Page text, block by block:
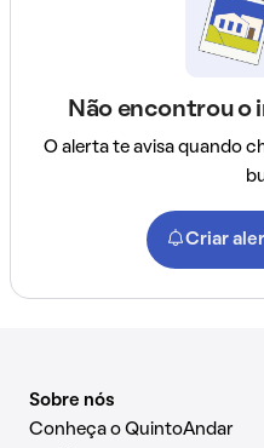
Não encontrou o
O alerta te avisa quando
Criar
Sobre nós
Conheça o QuintoAndar